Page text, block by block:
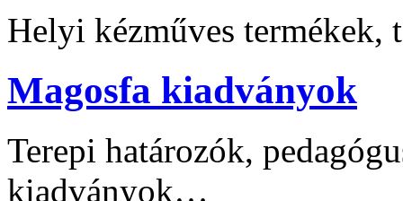
Helyi kézműves
Magosfa kiadványok
Terepi határozók,
kiadványok…